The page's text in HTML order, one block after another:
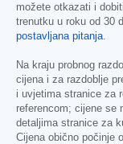
možete otkazati i
trenutku u roku od 30
postavljana pitanja.
Na kraju probnog
cijena i za razdoblje
i uvjetima stranice za
referencom; cijene se
detaljima stranice za
Cijena obično počinje